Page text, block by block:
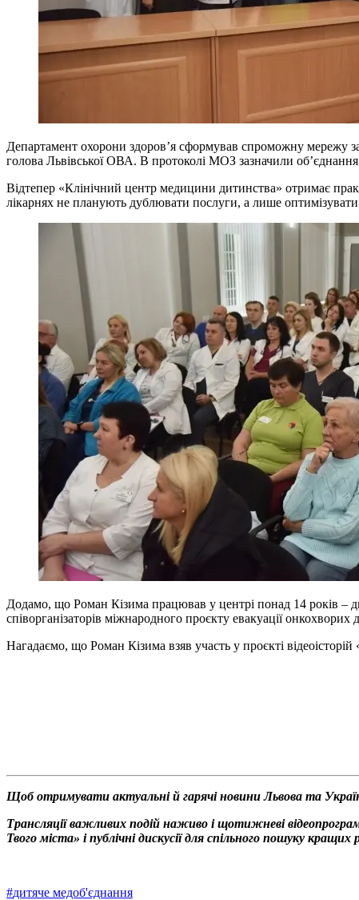
Департамент охорони здоров’я сформував спроможну мережу
голова Львівської ОВА. В протоколі МОЗ зазначили
Відтепер «Клінічний центр медицини дитинства» отримає
лікарнях не планують дублювати послуги, а лише оптимізувати
Додамо, що Роман Кізима працював у центрі понад 14 років –
співорганізаторів міжнародного проєкту евакуації онкохворих
Нагадаємо, що Роман Кізима взяв участь у проєкті відеоісторій
Щоб отримувати актуальні й гарячі новини Львова та
Трансляції важливих подій наживо і щотижневі
Твого міста» і публічні дискусії для спільного пошуку
#дитяче медоб'єднання